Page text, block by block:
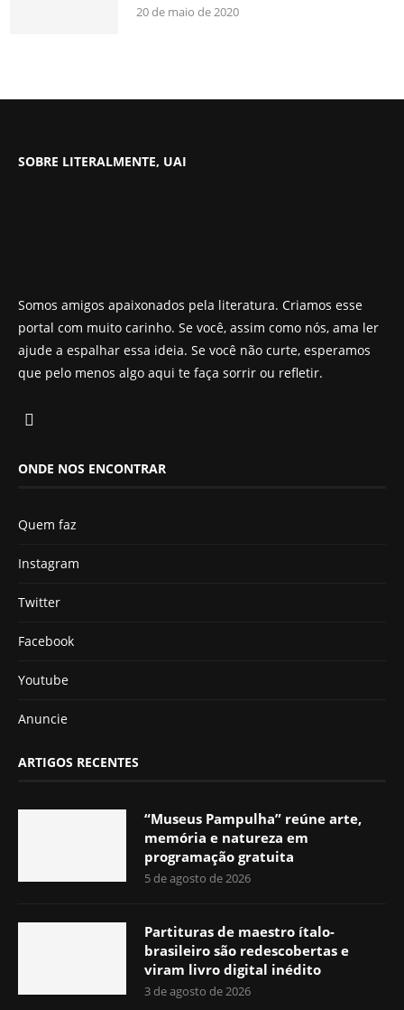
20 de maio de 2020
SOBRE LITERALMENTE, UAI
Somos amigos apaixonados pela literatura. Criamos esse
portal com muito carinho. Se você, assim como nós, ama ler
ajude a espalhar essa ideia. Se você não curte, esperamos
que pelo menos algo aqui te faça sorrir ou refletir.
ONDE NOS ENCONTRAR
Quem faz
Instagram
Twitter
Facebook
Youtube
Anuncie
ARTIGOS RECENTES
“Museus Pampulha” reúne arte,
memória e natureza em
programação gratuita
5 de agosto de 2026
Partituras de maestro ítalo-
brasileiro são redescobertas e
viram livro digital inédito
3 de agosto de 2026